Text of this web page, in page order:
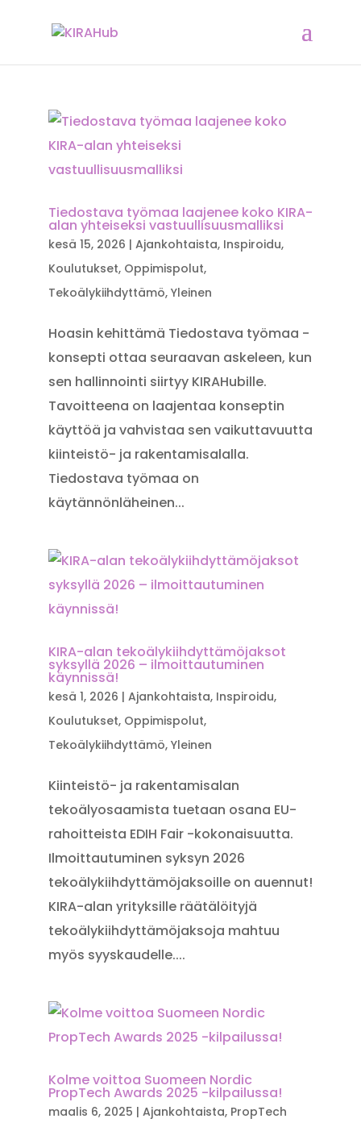
Tiedostava työmaa laajenee koko KIRA-
alan yhteiseksi vastuullisuusmalliksi
kesä 15, 2026 | Ajankohtaista, Inspiroidu,
Koulutukset, Oppimispolut,
Tekoälykiihdyttämö, Yleinen
Hoasin kehittämä Tiedostava työmaa -
konsepti ottaa seuraavan askeleen, kun
sen hallinnointi siirtyy KIRAHubille.
Tavoitteena on laajentaa konseptin
käyttöä ja vahvistaa sen vaikuttavuutta
kiinteistö- ja rakentamisalalla.
Tiedostava työmaa on
käytännönläheinen...
KIRA-alan tekoälykiihdyttämöjaksot
syksyllä 2026 – ilmoittautuminen
käynnissä!
kesä 1, 2026 | Ajankohtaista, Inspiroidu,
Koulutukset, Oppimispolut,
Tekoälykiihdyttämö, Yleinen
Kiinteistö- ja rakentamisalan
tekoälyosaamista tuetaan osana EU-
rahoitteista EDIH Fair -kokonaisuutta.
Ilmoittautuminen syksyn 2026
tekoälykiihdyttämöjaksoille on auennut!
KIRA-alan yrityksille räätälöityjä
tekoälykiihdyttämöjaksoja mahtuu
myös syyskaudelle....
Kolme voittoa Suomeen Nordic
PropTech Awards 2025 -kilpailussa!
maalis 6, 2025 | Ajankohtaista, PropTech